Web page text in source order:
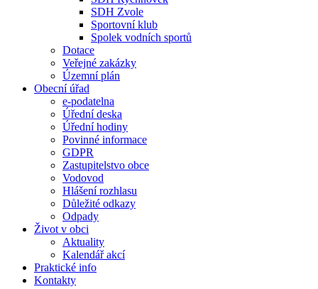
SDH Zvole
Sportovní klub
Spolek vodních sportů
Dotace
Veřejné zakázky
Územní plán
Obecní úřad
e-podatelna
Úřední deska
Úřední hodiny
Povinné informace
GDPR
Zastupitelstvo obce
Vodovod
Hlášení rozhlasu
Důležité odkazy
Odpady
Život v obci
Aktuality
Kalendář akcí
Praktické info
Kontakty